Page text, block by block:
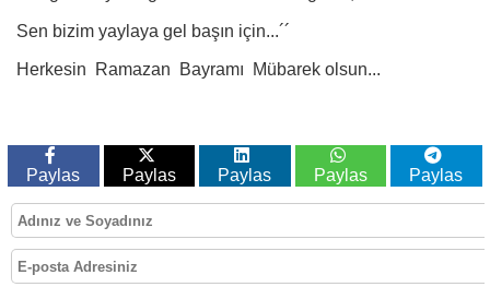
Sen bizim yaylaya gel başın için...´´
Herkesin Ramazan Bayramı Mübarek olsun...
Paylas Paylas Paylas Paylas Paylas